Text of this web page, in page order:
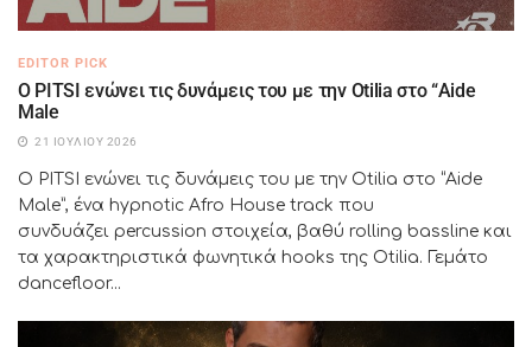
EDITOR PICK
Ο PITSI ενώνει τις δυνάμεις του με την Otilia στο “Aide
Male
21 ΙΟΥΛΊΟΥ 2026
Ο PITSI ενώνει τις δυνάμεις του με την Otilia στο “Aide
Male”, ένα hypnotic Afro House track που
συνδυάζει percussion στοιχεία, βαθύ rolling bassline και
τα χαρακτηριστικά φωνητικά hooks της Otilia. Γεμάτο
dancefloor...